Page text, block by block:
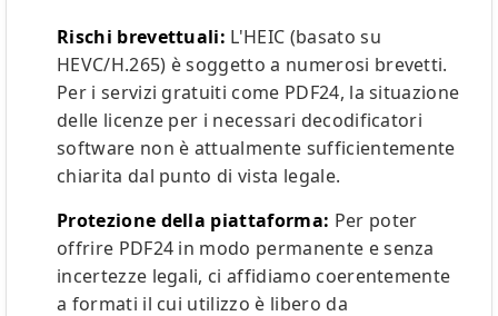
Rischi brevettuali: L'HEIC (basato su
HEVC/H.265) è soggetto a numerosi brevetti.
Per i servizi gratuiti come PDF24, la situazione
delle licenze per i necessari decodificatori
software non è attualmente sufficientemente
chiarita dal punto di vista legale.
Protezione della piattaforma: Per poter
offrire PDF24 in modo permanente e senza
incertezze legali, ci affidiamo coerentemente
a formati il cui utilizzo è libero da